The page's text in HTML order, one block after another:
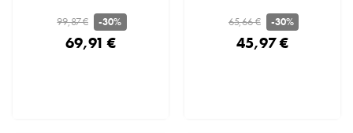
99,87 € -30%
69,91 €
65,66 € -30%
45,97 €